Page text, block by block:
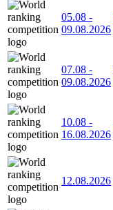
05.08 -
09.08.2026
07.08 -
09.08.2026
10.08 -
16.08.2026
12.08.2026